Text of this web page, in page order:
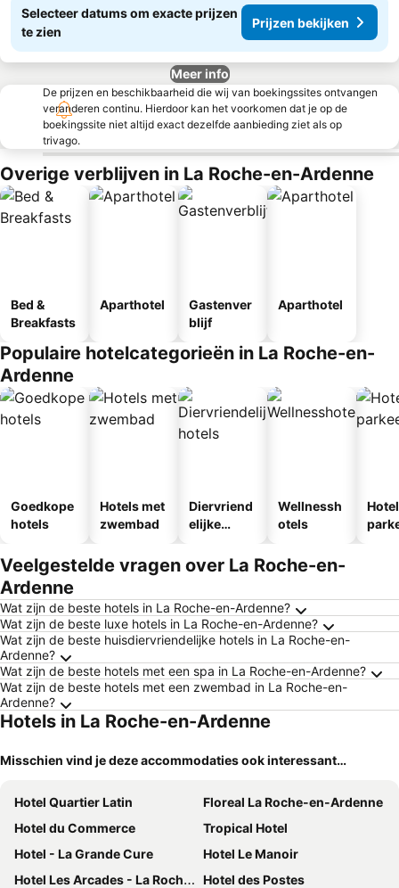
Selecteer datums om exacte prijzen
te zien
Prijzen bekijken
Meer info
De prijzen en beschikbaarheid die wij van boekingssites ontvangen
veranderen continu. Hierdoor kan het voorkomen dat je op de
boekingssite niet altijd exact dezelfde aanbieding ziet als op
trivago.
Overige verblijven in La Roche-en-Ardenne
Bed &
Breakfasts
Aparthotel
Gastenver
blijf
Aparthotel
Populaire hotelcategorieën in La Roche-en-
Ardenne
Goedkope
hotels
Hotels met
zwembad
Diervriend
elijke
Wellnessh
otels
Veelgestelde vragen over La Roche-en-
Ardenne
Wat zijn de beste hotels in La Roche-en-Ardenne?
Wat zijn de beste luxe hotels in La Roche-en-Ardenne?
Wat zijn de beste huisdiervriendelijke hotels in La Roche-en-
Ardenne?
Wat zijn de beste hotels met een spa in La Roche-en-Ardenne?
Wat zijn de beste hotels met een zwembad in La Roche-en-
Ardenne?
Hotels in La Roche-en-Ardenne
Misschien vind je deze accommodaties ook interessant…
Hotel Quartier Latin
Floreal La Roche-en-Ardenne
Hotel du Commerce
Tropical Hotel
Hotel - La Grande Cure
Hotel Le Manoir
Hotel Les Arcades - La Roche-en-Ardenne
Hotel des Postes